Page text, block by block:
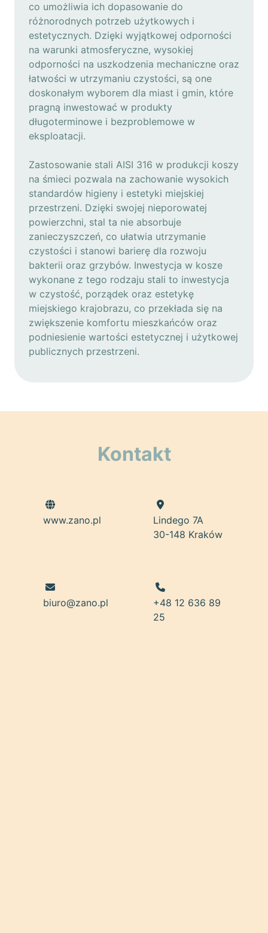
co umożliwia ich dopasowanie do
różnorodnych potrzeb użytkowych i
estetycznych. Dzięki wyjątkowej odporności
na warunki atmosferyczne, wysokiej
odporności na uszkodzenia mechaniczne oraz
łatwości w utrzymaniu czystości, są one
doskonałym wyborem dla miast i gmin, które
pragną inwestować w produkty
długoterminowe i bezproblemowe w
eksploatacji.
Zastosowanie stali AISI 316 w produkcji koszy
na śmieci pozwala na zachowanie wysokich
standardów higieny i estetyki miejskiej
przestrzeni. Dzięki swojej nieporowatej
powierzchni, stal ta nie absorbuje
zanieczyszczeń, co ułatwia utrzymanie
czystości i stanowi barierę dla rozwoju
bakterii oraz grzybów. Inwestycja w kosze
wykonane z tego rodzaju stali to inwestycja
w czystość, porządek oraz estetykę
miejskiego krajobrazu, co przekłada się na
zwiększenie komfortu mieszkańców oraz
podniesienie wartości estetycznej i użytkowej
publicznych przestrzeni.
Kontakt
www.zano.pl
Lindego 7A
30-148 Kraków
biuro@zano.pl
+48 12 636 89
25